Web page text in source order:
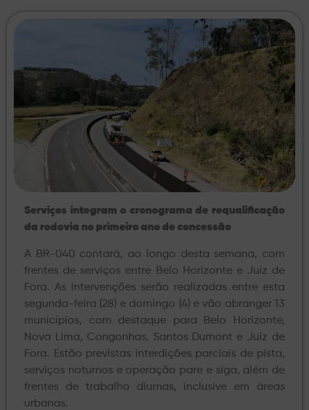
Serviços integram o cronograma de requalificação
da rodovia no primeiro ano de concessão
A BR-040 contará, ao longo desta semana, com
frentes de serviços entre Belo Horizonte e Juiz de
Fora. As intervenções serão realizadas entre esta
segunda-feira (28) e domingo (4) e vão abranger 13
municípios, com destaque para Belo Horizonte,
Nova Lima, Congonhas, Santos Dumont e Juiz de
Fora. Estão previstas interdições parciais de pista,
serviços noturnos e operação pare e siga, além de
frentes de trabalho diurnas, inclusive em áreas
urbanas.